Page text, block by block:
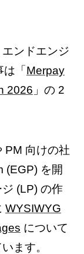
ンドエンジ
「 Merpay
2026 」の 2
PM 向けの社
(EGP) を開
(LP) の作
WYSIWYG
について
ます。